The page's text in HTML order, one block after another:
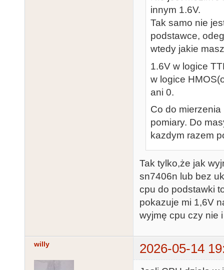
innym 1.6V.
Tak samo nie
podstawce,
wtedy jakie
1.6V w logice
w logice
ani 0.
Co do
pomiary. Do
kazdym razem
Tak tylko,że jak
sn7406n lub bez
cpu do podstawki
pokazuje mi 1,6V
wyjmę cpu czy nie
willy 2026-05-14